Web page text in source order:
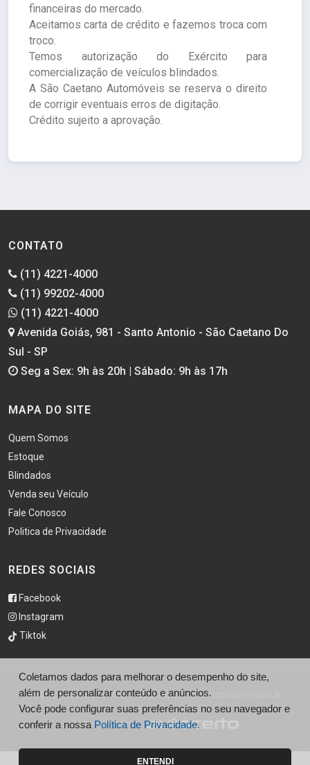
financeiras do mercado.
Aceitamos carta de crédito e fazemos troca com
troco.
Temos autorização do Exército para
comercialização de veículos blindados.
A São Caetano Automóveis se reserva o direito
de corrigir eventuais erros de digitação.
Crédito sujeito a aprovação.
CONTATO
(11) 4221-4000
(11) 99202-4000
(11) 4221-4000
Avenida Goiás, 981 - Santo Antonio - São Caetano Do
Sul - SP
Seg a Sex: 9h às 20h | Sábado: 9h às 17h
MAPA DO SITE
Quem Somos
Estoque
Blindados
Venda seu Veículo
Fale Conosco
Politica de Privacidade
REDES SOCIAIS
Facebook
Instagram
Tiktok
© São Caetano Automóveis - http://saocaetanoautomoveis.com.br/
Desenvolvido por
Coletamos dados para melhorar o desempenho do site,
além de personalizar conteúdo e anúncios.
Você pode configurar suas preferências no seu navegador e
conferir a nossa Política de Privacidade.
ENTENDI